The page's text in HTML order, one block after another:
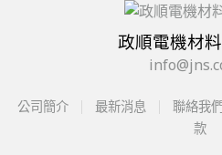
政順電機材
公司簡介 最新消息 聯絡我
款